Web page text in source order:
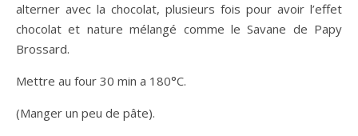
alterner avec la chocolat, plusieurs fois pour avoir l’effet
chocolat et nature mélangé comme le Savane de Papy
Brossard.
Mettre au four 30 min a 180°C.
(Manger un peu de pâte).